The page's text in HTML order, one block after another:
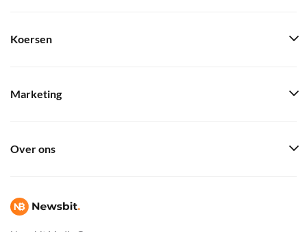
Koersen
Marketing
Over ons